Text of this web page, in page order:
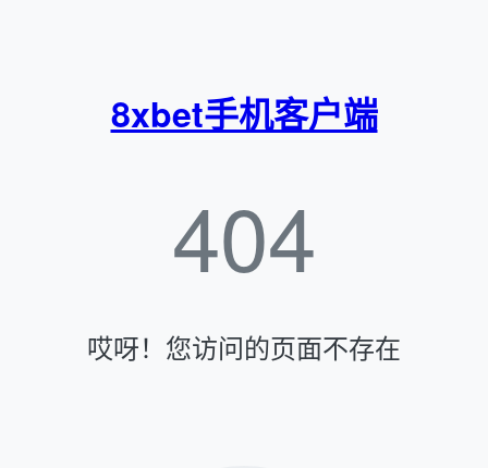
8xbet手机客户端
404
哎呀！您访问的页面不存在